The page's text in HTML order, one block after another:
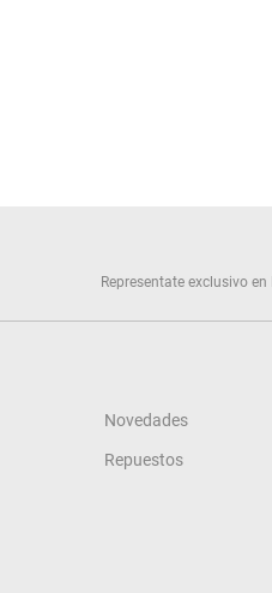
Representate exclusivo
Novedades
Repuestos